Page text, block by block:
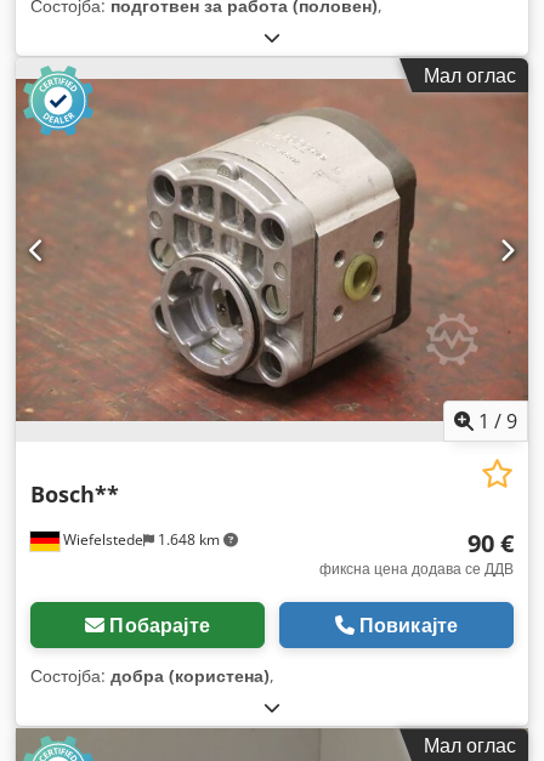
Состојба: подготвен за работа (половен),
Мал оглас
1 /9
Wiefelstede 1.648 km
Bosch**
90 €
фиксна цена додава се ДДВ
Побарајте Повикајте
Состојба: добра (користена),
Мал оглас